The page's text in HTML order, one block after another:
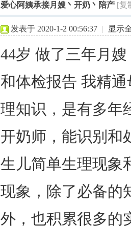
›
爱心阿姨承接月嫂丶开奶丶陪产 [复
发表于 2020-1-2 00:56:37 | 显示
44岁 做了三年月
和体检报告 我精通
理知识，是有多年
开奶师，能识别和
生儿简单生理现象
现象，除了必备的
外，也积累很多的